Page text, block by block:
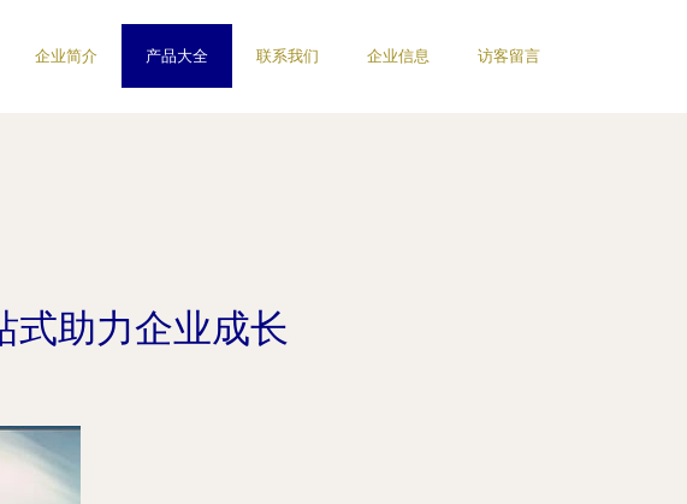
企业简介 产品大全 联系我们 企业信息 访客留言
式助力企业成长